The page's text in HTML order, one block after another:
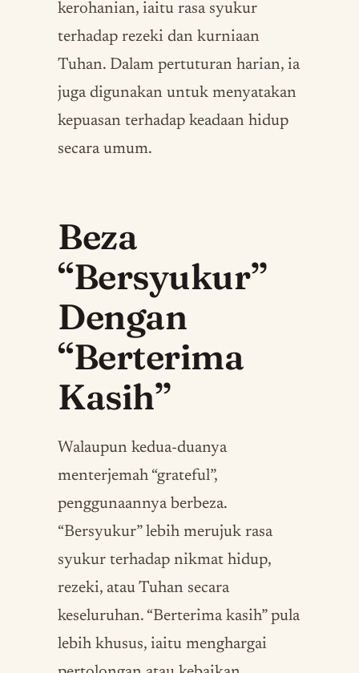
kerohanian, iaitu rasa syukur
terhadap rezeki dan kurniaan
Tuhan. Dalam pertuturan harian, ia
juga digunakan untuk menyatakan
kepuasan terhadap keadaan hidup
secara umum.
Beza
“Bersyukur”
Dengan
“Berterima
Kasih”
Walaupun kedua-duanya
menterjemah “grateful”,
penggunaannya berbeza.
“Bersyukur” lebih merujuk rasa
syukur terhadap nikmat hidup,
rezeki, atau Tuhan secara
keseluruhan. “Berterima kasih” pula
lebih khusus, iaitu menghargai